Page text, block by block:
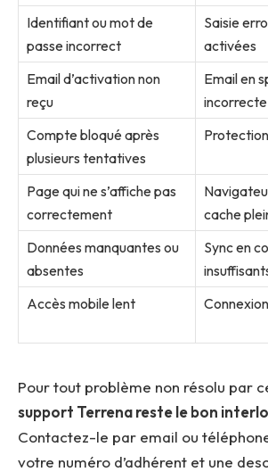
Identifiant ou mot de
passe incorrect
Saisie
activées
Email d’activation non
reçu
Email en
incorrecte
Compte bloqué après
plusieurs tentatives
Page qui ne s’affiche pas
correctement
cache
Données manquantes ou
absentes
Sync en
Accès mobile lent
Pour tout problème non résolu par
support Terrena reste le bon
Contactez-le par email ou
votre numéro d’adhérent et une